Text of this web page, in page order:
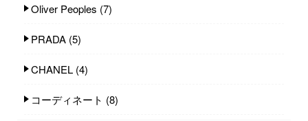
Oliver Peoples (7)
PRADA (5)
CHANEL (4)
コーディネート (8)